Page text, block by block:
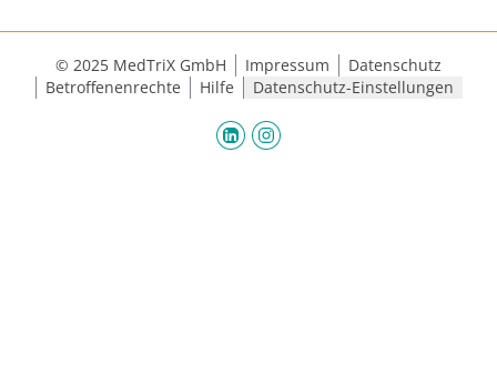
© 2025 MedTriX GmbH Impressum
Datenschutz
Betroffenenrechte
Hilfe Datenschutz-Einstellungen